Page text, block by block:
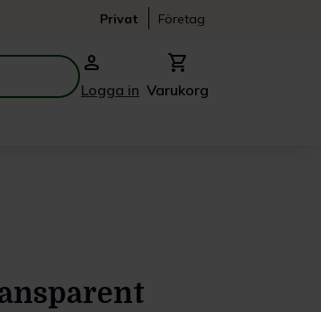
Privat Företag
person
Logga in
shopping_cart
Varukorg